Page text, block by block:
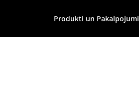
Produkti un Pakalpojumi